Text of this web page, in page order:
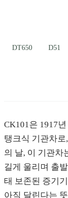
DT650 D51
CK101은 1917
탱크식 기관차
의 날, 이 기관차
길게 울리며 출
태 보존된 증기
아직 달린다는